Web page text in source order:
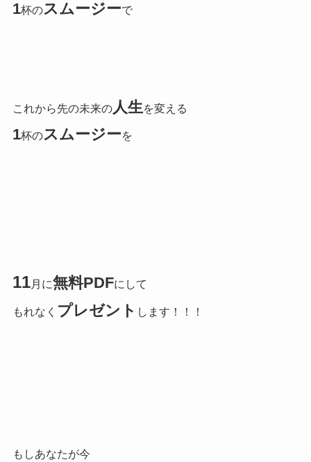
1杯のスムージーで
これから先の未来の人生を変える
1杯のスムージーを
11月に無料PDFにして
もれなく プレゼント します！！！
もしあなたが今